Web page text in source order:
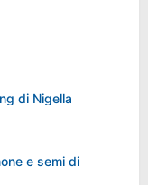
di Nigella
e semi di